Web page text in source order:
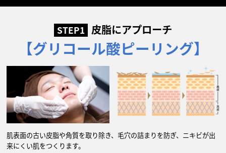
STEP1 皮脂にアプローチ
【グリコール酸ピーリング】
肌表面の古い皮脂や角質を取り除き、毛穴の詰まりを防ぎ、ニキビが出
来にくい肌をつくります。